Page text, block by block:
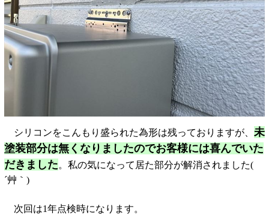
シリコンをこんもり盛られた為形は残っておりますが、 未
塗装部分は無くなりましたのでお客様には喜んでいた
だきました。私の気になって居た部分が解消されました(
´艸｀)
次回は1年点検時になります。